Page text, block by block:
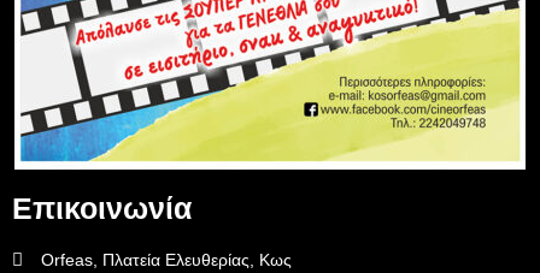
Επικοινωνία
Orfeas, Πλατεία Ελευθερίας, Κως